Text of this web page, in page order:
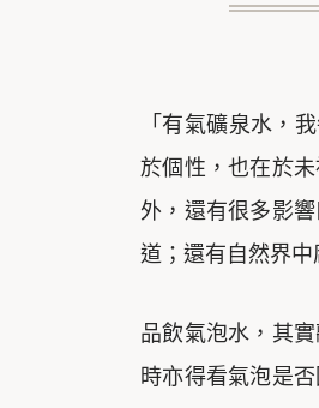
「有氣礦泉水，
於個性，也在於
外，還有很多影
道；還有自然界
品飲氣泡水，其
時亦得看氣泡是